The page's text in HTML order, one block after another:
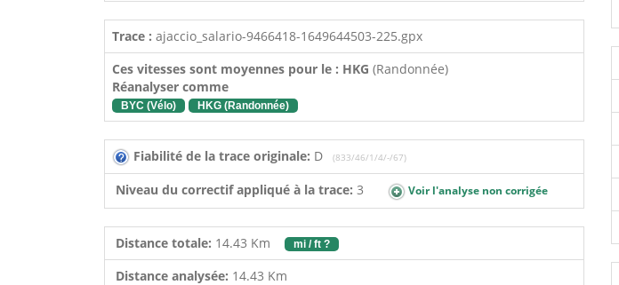
Trace : ajaccio_salario-9466418-1649644503-225.gpx
Ces vitesses sont moyennes pour le : HKG (Randonnée)
Réanalyser comme
BYC (Vélo) HKG (Randonnée)
Fiabilité de la trace originale: D (833/46/1/4/-/67)
Niveau du correctif appliqué à la trace: 3 Voir l'analyse non corrigée
Distance totale: 14.43 Km mi / ft ?
Distance analysée: 14.43 Km